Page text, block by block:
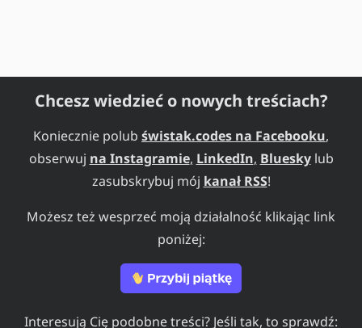
Chcesz wiedzieć o nowych treściach?
Koniecznie polub świstak.codes na Facebooku,
obserwuj na Instagramie, LinkedIn, Bluesky lub
zasubskrybuj mój kanał RSS!
Możesz też wesprzeć moją działalność klikając link
poniżej:
Interesują Cię podobne treści? Jeśli tak, to sprawdź: